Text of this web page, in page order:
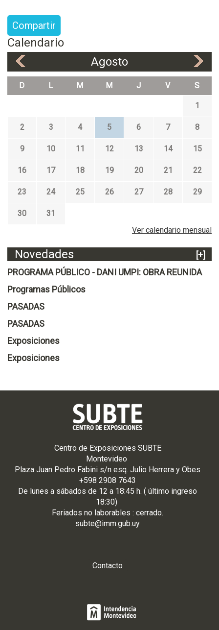
Compartir
Calendario
Agosto
D L M M J V S
1
2 3 4 5 6 7 8
9 10 11 12 13 14 15
16 17 18 19 20 21 22
23 24 25 26 27 28 29
30
31
Ver calendario mensual
Novedades
[+]
PROGRAMA PÚBLICO - DANI UMPI: OBRA REUNIDA
Programas Públicos
PASADAS
PASADAS
Exposiciones
Exposiciones
Centro de Exposiciones SUBTE
Montevideo
Plaza Juan Pedro Fabini s/n esq. Julio Herrera y Obes
+598 2908 7643
De lunes a sábados de 12 a 18:45 h. ( último ingreso
18:30)
Feriados no laborables : cerrado.
subte@imm.gub.uy
Contacto